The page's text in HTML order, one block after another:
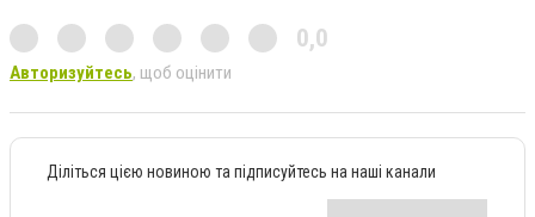
0,0
Авторизуйтесь, щоб оцінити
Діліться цією новиною та підписуйтесь на наші канали